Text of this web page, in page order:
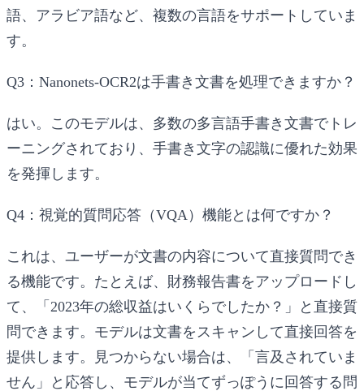
語、アラビア語など、複数の言語をサポートしていま
す。
Q3：Nanonets-OCR2は手書き文書を処理できますか？
はい。このモデルは、多数の多言語手書き文書でトレ
ーニングされており、手書き文字の認識に優れた効果
を発揮します。
Q4：視覚的質問応答（VQA）機能とは何ですか？
これは、ユーザーが文書の内容について直接質問でき
る機能です。たとえば、財務報告書をアップロードし
て、「2023年の総収益はいくらでしたか？」と直接質
問できます。モデルは文書をスキャンして直接回答を
提供します。見つからない場合は、「言及されていま
せん」と応答し、モデルが当てずっぽうに回答する問